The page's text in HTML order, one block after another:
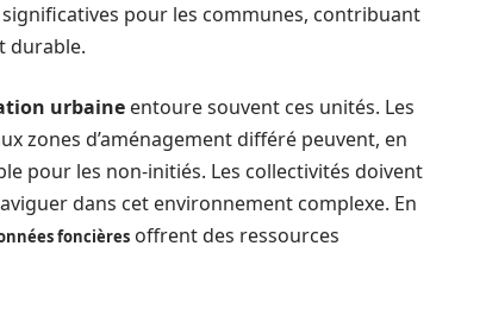
pour les communes, contribuant
durable.
urbaine entoure souvent ces unités. Les
zones d’aménagement différé peuvent, en
pour les non-initiés. Les collectivités doivent
dans cet environnement complexe. En
foncières offrent des ressources